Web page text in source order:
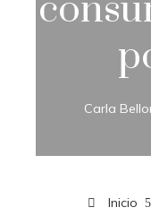
Carla
Inicio